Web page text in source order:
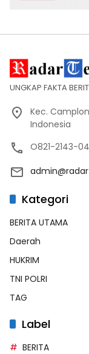
UNGKAP FAKTA
Kec.
Indonesia
O821-2143-
Kategori
BERITA UTAMA
Daerah
HUKRIM
TNI POLRI
TAG
Label
BERITA